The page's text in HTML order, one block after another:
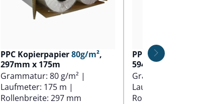
PPC Kopierpapier80g/m²,
297mm x 175m
Grammatur: 80 g/m² |
Laufmeter: 175 m |
Rollenbreite: 297 mm
PPC Kopierpapier
594mm x 100m
Grammatur:
Laufmeter:
Rollenbreite: